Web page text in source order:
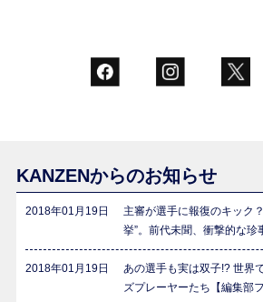
KANZENからのお知らせ
2018年01月19日
主審が選手に報復のキック
挙”。前代未聞、衝撃的な珍
2018年01月19日
あの選手も実は双子!? 世界
ズプレーヤーたち【編集部